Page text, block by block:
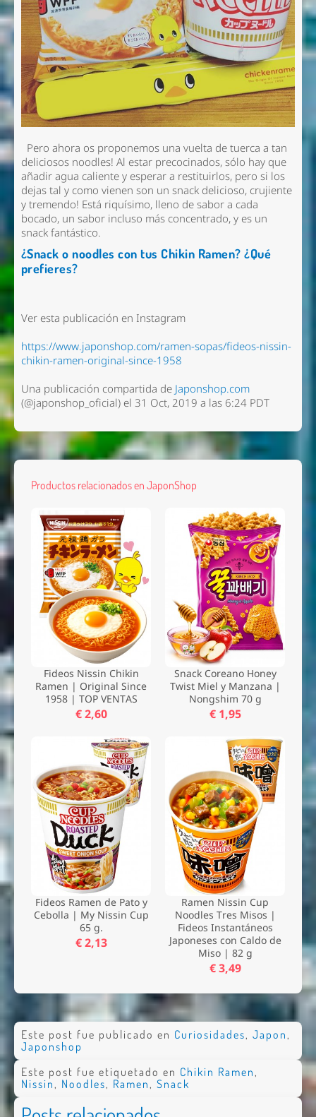
Pero ahora os proponemos una vuelta de tuerca a tan
deliciosos noodles! Al estar precocinados, sólo hay que
añadir agua caliente y esperar a restituirlos, pero si los
dejas tal y como vienen son un snack delicioso, crujiente
y tremendo! Está riquísimo, lleno de sabor a cada
bocado, un sabor incluso más concentrado, y es un
snack fantástico.
¿Snack o noodles con tus Chikin Ramen? ¿Qué
prefieres?
Ver esta publicación en Instagram
https://www.japonshop.com/ramen-sopas/fideos-nissin-
chikin-ramen-original-since-1958
Una publicación compartida de Japonshop.com
(@japonshop_oficial) el 31 Oct, 2019 a las 6:24 PDT
Productos relacionados en JaponShop
Fideos Nissin Chikin
Ramen | Original Since
1958 | TOP VENTAS
€ 2,60
Snack Coreano Honey
Twist Miel y Manzana |
Nongshim 70 g
€ 1,95
Fideos Ramen de Pato y
Cebolla | My Nissin Cup
65 g.
€ 2,13
Ramen Nissin Cup
Noodles Tres Misos |
Fideos Instantáneos
Japoneses con Caldo de
Miso | 82 g
€ 3,49
Este post fue publicado en Curiosidades, Japon,
Japonshop
Este post fue etiquetado en Chikin Ramen,
Nissin, Noodles, Ramen, Snack